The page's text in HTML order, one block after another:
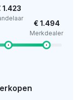
1.423
€ 1.494
Merkdealer